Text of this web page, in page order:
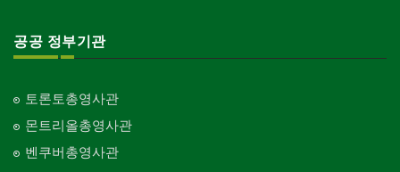
공공 정부기관
토론토총영사관
몬트리올총영사관
벤쿠버총영사관